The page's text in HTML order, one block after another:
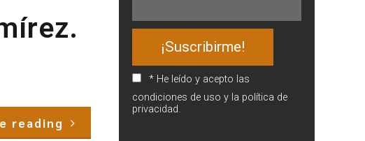
reading
* He leído y acepto las
condiciones de uso y la política de
privacidad.